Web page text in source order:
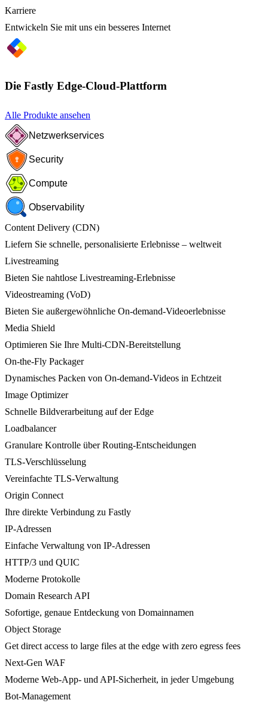
Karriere
Entwickeln Sie mit uns ein besseres Internet
Die Fastly Edge-Cloud-Plattform
Alle Produkte ansehen
Netzwerkservices
Security
Compute
Observability
Content Delivery (CDN)
Liefern Sie schnelle, personalisierte Erlebnisse – weltweit
Livestreaming
Bieten Sie nahtlose Livestreaming-Erlebnisse
Videostreaming (VoD)
Bieten Sie außergewöhnliche On-demand-Videoerlebnisse
Media Shield
Optimieren Sie Ihre Multi-CDN-Bereitstellung
On-the-Fly Packager
Dynamisches Packen von On-demand-Videos in Echtzeit
Image Optimizer
Schnelle Bildverarbeitung auf der Edge
Loadbalancer
Granulare Kontrolle über Routing-Entscheidungen
TLS-Verschlüsselung
Vereinfachte TLS-Verwaltung
Origin Connect
Ihre direkte Verbindung zu Fastly
IP-Adressen
Einfache Verwaltung von IP-Adressen
HTTP/3 und QUIC
Moderne Protokolle
Domain Research API
Sofortige, genaue Entdeckung von Domainnamen
Object Storage
Get direct access to large files at the edge with zero egress fees
Next-Gen WAF
Moderne Web-App- und API-Sicherheit, in jeder Umgebung
Bot-Management